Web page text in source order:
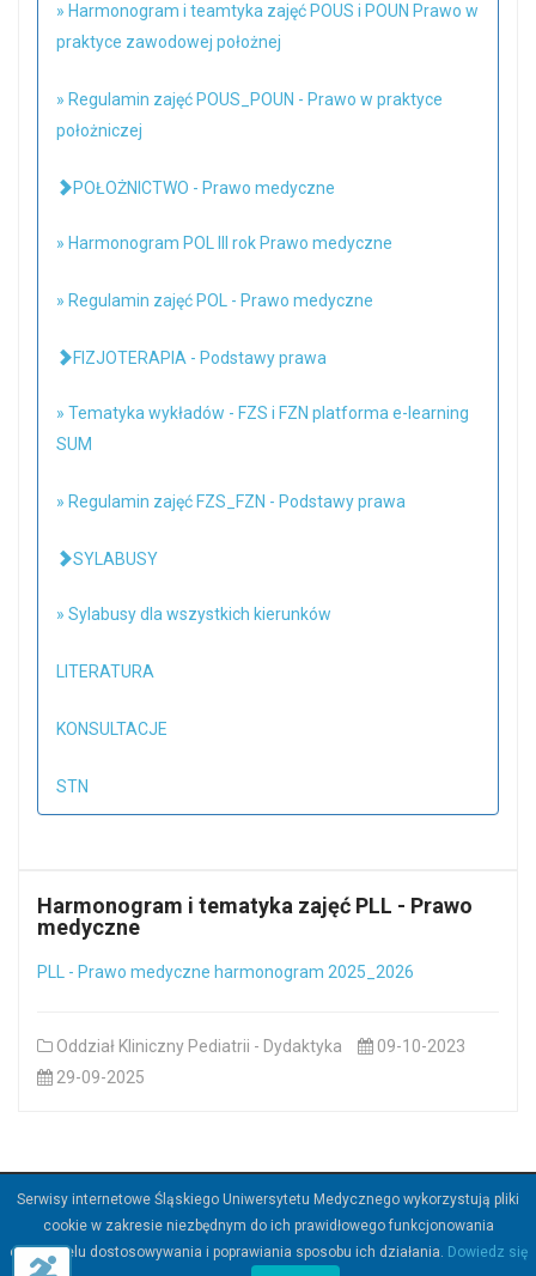
» Harmonogram i teamtyka zajęć POUS i POUN Prawo w
praktyce zawodowej położnej
» Regulamin zajęć POUS_POUN - Prawo w praktyce
położniczej
POŁOŻNICTWO - Prawo medyczne
» Harmonogram POL III rok Prawo medyczne
» Regulamin zajęć POL - Prawo medyczne
FIZJOTERAPIA - Podstawy prawa
» Tematyka wykładów - FZS i FZN platforma e-learning
SUM
» Regulamin zajęć FZS_FZN - Podstawy prawa
SYLABUSY
» Sylabusy dla wszystkich kierunków
LITERATURA
KONSULTACJE
STN
Harmonogram i tematyka zajęć PLL - Prawo
medyczne
PLL - Prawo medyczne harmonogram 2025_2026
Oddział Kliniczny Pediatrii - Dydaktyka
09-10-2023
29-09-2025
2026Śląski Uniwersytet Medyczny w Katowicach.
Serwisy internetowe Śląskiego Uniwersytetu Medycznego wykorzystują pliki
cookie w zakresie niezbędnym do ich prawidłowego funkcjonowania
oraz w celu dostosowywania i poprawiania sposobu ich działania. Dowiedz się